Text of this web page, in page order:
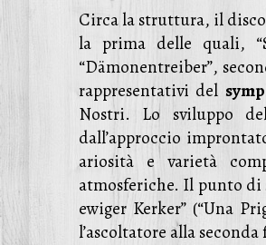
Circa la struttura, il
la prima delle quali,
“Dämonentreiber”,
rappresentativi del
Nostri. Lo sviluppo
dall’approccio
ariosità e varietà
atmosferiche. Il punto di
ewiger Kerker” (“Una
l’ascoltatore alla